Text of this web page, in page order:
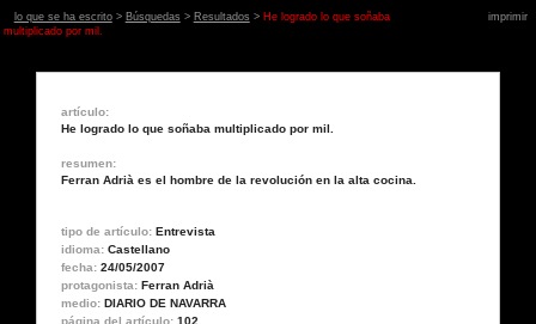
lo que se ha escrito> Búsquedas > Resultados > He logrado lo que soñaba
multiplicado por mil.
imprimir
artículo:
He logrado lo que soñaba multiplicado por mil.
resumen:
Ferran Adrià es el hombre de la revolución en la alta cocina.
tipo de artículo: Entrevista
idioma: Castellano
fecha: 24/05/2007
protagonista: Ferran Adrià
medio: DIARIO DE NAVARRA
página del artículo: 102